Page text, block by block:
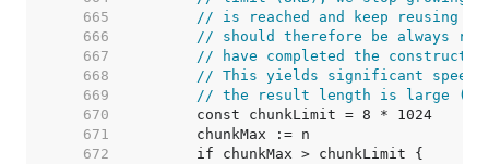
   665
// is reached and keep reusing
   666
// should therefore be always
   667
// have completed the
   668
// This yields significant
   669
// the result length is large
   670
   671
   672